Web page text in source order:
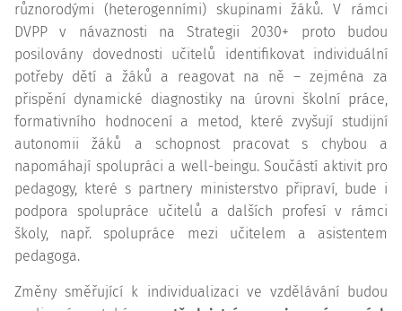
různorodými (heterogenními) skupinami žáků. V rámci
DVPP v návaznosti na Strategii 2030+ proto budou
posilovány dovednosti učitelů identifikovat individuální
potřeby dětí a žáků a reagovat na ně – zejména za
přispění dynamické diagnostiky na úrovni školní práce,
formativního hodnocení a metod, které zvyšují studijní
autonomii žáků a schopnost pracovat s chybou a
napomáhají spolupráci a well-beingu. Součástí aktivit pro
pedagogy, které s partnery ministerstvo připraví, bude i
podpora spolupráce učitelů a dalších profesí v rámci
školy, např. spolupráce mezi učitelem a asistentem
pedagoga.
Změny směřující k individualizaci ve vzdělávání budou